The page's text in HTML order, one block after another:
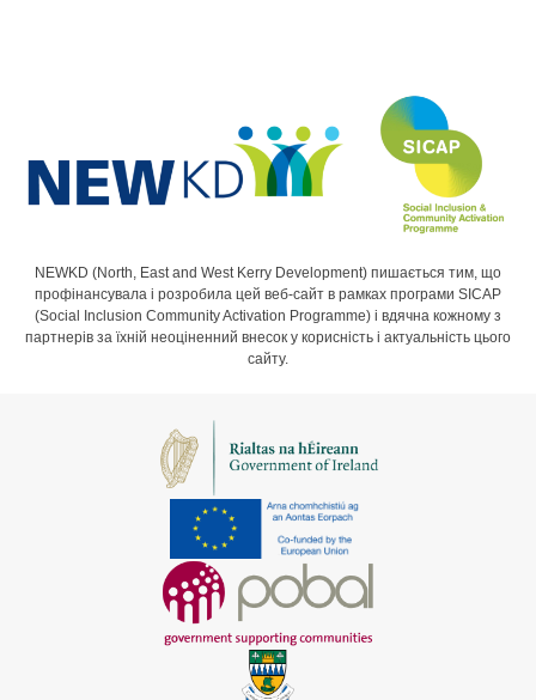
NEWKD (North, East and West Kerry Development) пишається тим, що
профінансувала і розробила цей веб-сайт в рамках програми SICAP
(Social Inclusion Community Activation Programme) і вдячна кожному з
партнерів за їхній неоціненний внесок у корисність і актуальність цього
сайту.